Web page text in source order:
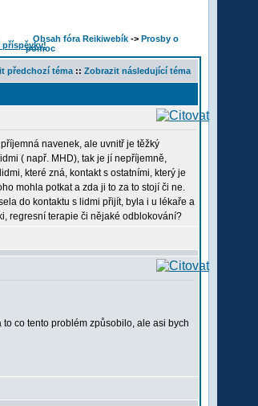
Obsah fóra Reikiwebík -> Prosby o
pomoc
předchozí téma :: Zobrazit následující téma
navenek, ale uvnitř je těžký
( např. MHD), tak je jí nepříjemně,
které zná, kontakt s ostatními, který je
mohla potkat a zda ji to za to stojí či ne.
do kontaktu s lidmi přijít, byla i u lékaře a
regresní terapie či nějaké odblokování?
co tento problém způsobilo, ale asi bych